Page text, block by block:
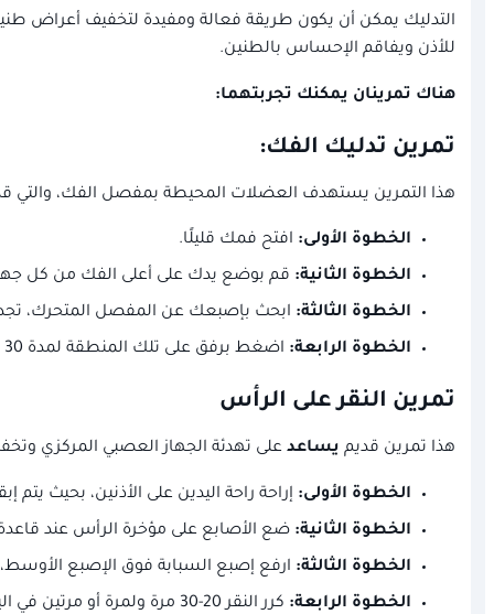
التدليك يمكن أن يكون طريقة فعالة ومفيدة لتخفيف أعراض
للأذن ويفاقم الإحساس بالطنين.
هناك تمرينان يمكنك تجربتهما:
تمرين تدليك الفك:
هذا التمرين يستهدف العضلات المحيطة بمفصل الفك،
الخطوة الأولى: افتح فمك قليلًا.
الخطوة الثانية: قم بوضع يدك على أعلى الفك من كل
الخطوة الثالثة: ابحث بإصبعك عن المفصل المتحرك،
الخطوة الرابعة: اضغط برفق على تلك المنطقة لمدة 30 ثانية مع فتح وإغلاق فمك ببطء. تكرر هذه الحركة مرتين يوميًا.
تمرين النقر على الرأس
هذا تمرين قديم يساعد على تهدئة الجهاز العصبي المركزي
الخطوة الأولى: إراحة راحة اليدين على الأذنين، بحيث يتم
الخطوة الثانية: ضع الأصابع على مؤخرة الرأس عند
الخطوة الثالثة: ارفع إصبع السبابة فوق الإصبع
الخطوة الرابعة: كرر النقر 20-30 مرة ولمرة أو مرتين في اليوم للشعور بالراحة.